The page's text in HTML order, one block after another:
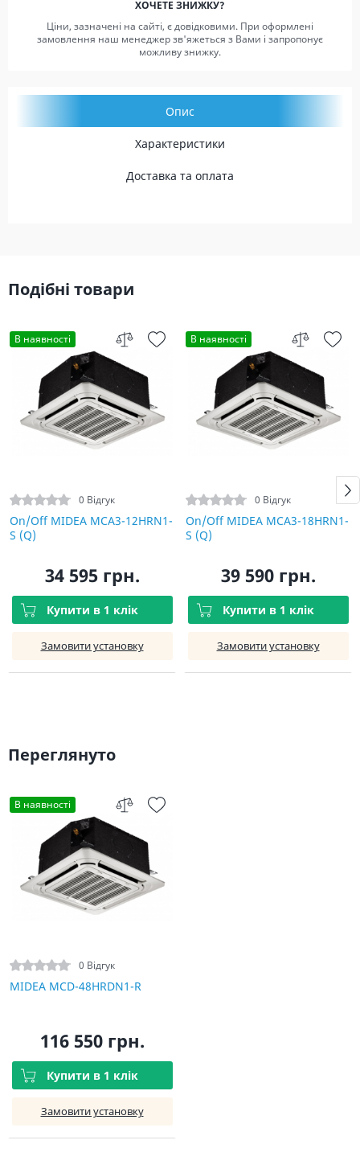
ХОЧЕТЕ ЗНИЖКУ?
Ціни, зазначені на сайті, є довідковими. При оформлені
замовлення наш менеджер зв'яжеться з Вами і запропонує
можливу знижку.
Опис
Характеристики
Доставка та оплата
Подібні товари
В наявності
0 Відгук
On/Off MIDEA MCA3-12HRN1-
S (Q)
34 595 грн.
Купити в 1 клік
Замовити установку
В наявності
0 Відгук
On/Off MIDEA MCA3-18HRN1-
S (Q)
39 590 грн.
Купити в 1 клік
Замовити установку
Переглянуто
В наявності
0 Відгук
MIDEA MCD-48HRDN1-R
116 550 грн.
Купити в 1 клік
Замовити установку